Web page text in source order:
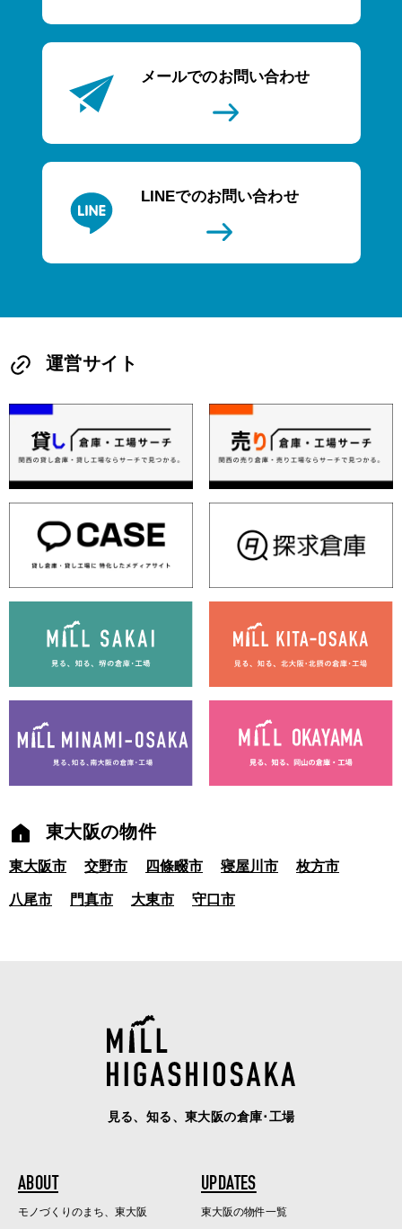
メールでのお問い合わせ
LINEでのお問い合わせ
運営サイト
東大阪の物件
東大阪市 交野市 四條畷市 寝屋川市 枚方市
八尾市 門真市 大東市 守口市
見る、知る、東大阪の倉庫･工場
ABOUT
モノづくりのまち、東大阪
UPDATES
東大阪の物件一覧